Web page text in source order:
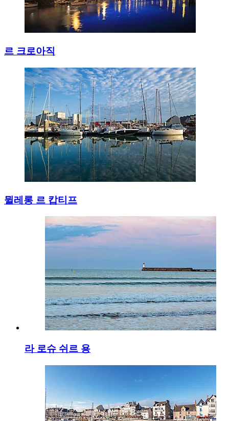
르 크로아직
뮐레롱 르 캅티프
라 로슈 쉬르 용